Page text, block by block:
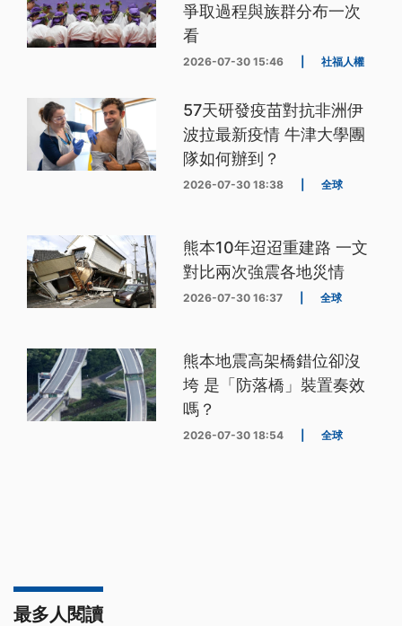
爭取過程與族群分布一次
看
2026-07-30 15:46 社福人權
57天研發疫苗對抗非洲伊
波拉最新疫情 牛津大學團
隊如何辦到？
2026-07-30 18:38 全球
熊本10年迢迢重建路 一文
對比兩次強震各地災情
2026-07-30 16:37 全球
熊本地震高架橋錯位卻沒
垮 是「防落橋」裝置奏效
嗎？
2026-07-30 18:54 全球
最多人閱讀